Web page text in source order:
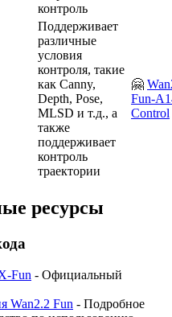
контроль
Поддерживает
различные
условия
контроля, такие
как Canny,
Depth, Pose,
MLSD и т.д., а
также
поддерживает
контроль
траектории
🤗
Fun-
Control
ресурсы
Fun - Официальный
Wan2.2 Fun - Подробное